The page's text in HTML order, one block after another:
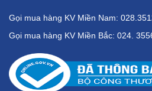
Gọi mua hàng KV Miền Nam:
Gọi mua hàng KV Miền Bắc: 024.